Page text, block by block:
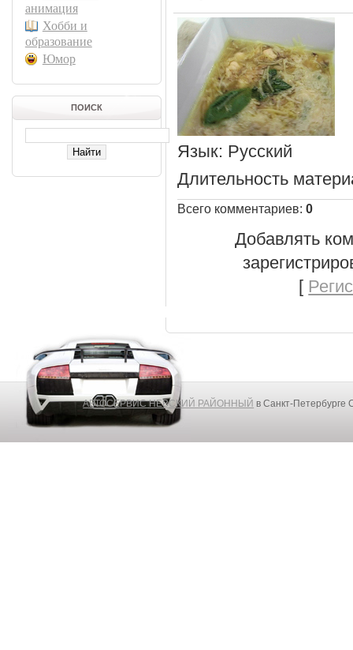
анимация
Хобби и
образование
Юмор
ПОИСК
Язык: Русский
Длительность
Всего комментариев: 0
Добавлять
[
АВТОСЕРВИС НЕВСКИЙ РАЙОННЫЙ в Санкт-Петербурге